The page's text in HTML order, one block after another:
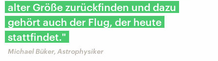
alter Größe zurückfinden und dazu
gehört auch der Flug, der heute
stattfindet."
Michael Büker, Astrophysiker